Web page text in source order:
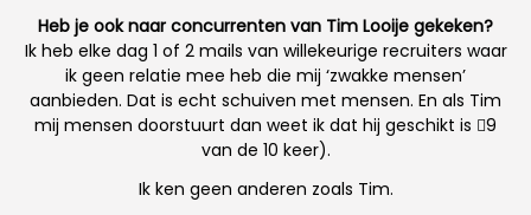
Heb je ook naar concurrenten van Tim Looije gekeken?
Ik heb elke dag 1 of 2 mails van willekeurige recruiters waar
ik geen relatie mee heb die mij ‘zwakke mensenʼ
aanbieden. Dat is echt schuiven met mensen. En als Tim
mij mensen doorstuurt dan weet ik dat hij geschikt is 9
van de 10 keer).
Ik ken geen anderen zoals Tim.